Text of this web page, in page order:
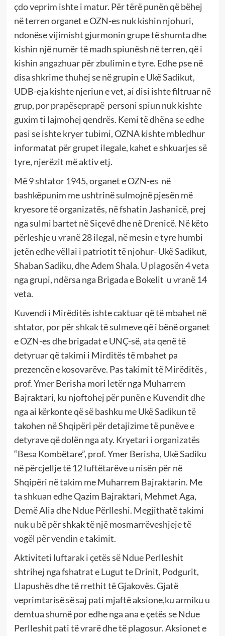
çdo veprim ishte i matur. Për tërë punën që bëhej
në terren organet e OZN-es nuk kishin njohuri,
ndonëse vijimisht gjurmonin grupe të shumta dhe
kishin një numër të madh spiunësh në terren, që i
kishin angazhuar për zbulimin e tyre. Edhe pse në
disa shkrime thuhej se në grupin e Ukë Sadikut,
UDB-eja kishte njeriun e vet, ai disi ishte filtruar në
grup, por prapëseprapë personi spiun nuk kishte
guxim ti lajmohej qendrës. Kemi të dhëna se edhe
pasi se ishte kryer tubimi, OZNA kishte mbledhur
informatat për grupet ilegale, kahet e shkuarjes së
tyre, njerëzit më aktiv etj.
Më 9 shtator 1945, organet e OZN-es në
bashkëpunim me ushtrinë sulmojnë pjesën më
kryesore të organizatës, në fshatin Jashanicë, prej
nga sulmi bartet në Siçevë dhe në Drenicë. Në këto
përleshje u vranë 28 ilegal, në mesin e tyre humbi
jetën edhe vëllai i patriotit të njohur- Ukë Sadikut,
Shaban Sadiku, dhe Adem Shala. U plagosën 4 veta
nga grupi, ndërsa nga Brigada e Bokelit u vranë 14
veta.
Kuvendi i Mirëditës ishte caktuar që të mbahet në
shtator, por për shkak të sulmeve që i bënë organet
e OZN-es dhe brigadat e UNÇ-së, ata qenë të
detyruar që takimi i Mirditës të mbahet pa
prezencën e kosovarëve. Pas takimit të Mirëditës ,
prof. Ymer Berisha mori letër nga Muharrem
Bajraktari, ku njoftohej për punën e Kuvendit dhe
nga ai kërkonte që së bashku me Ukë Sadikun të
takohen në Shqipëri për detajizime të punëve e
detyrave që dolën nga aty. Kryetari i organizatës
“Besa Kombëtare”, prof. Ymer Berisha, Ukë Sadiku
në përcjellje të 12 luftëtarëve u nisën për në
Shqipëri në takim me Muharrem Bajraktarin. Me
ta shkuan edhe Qazim Bajraktari, Mehmet Aga,
Demë Alia dhe Ndue Përlleshi. Megjithatë takimi
nuk u bë për shkak të një mosmarrëveshjeje të
vogël për vendin e takimit.
Aktiviteti luftarak i çetës së Ndue Perlleshit
shtrihej nga fshatrat e Lugut te Drinit, Podgurit,
Llapushës dhe të rrethit të Gjakovës. Gjatë
veprimtarisë së saj pati mjaftë aksione,ku armiku u
demtua shumë por edhe nga ana e çetës se Ndue
Perlleshit pati të vrarë dhe të plagosur. Aksionet e